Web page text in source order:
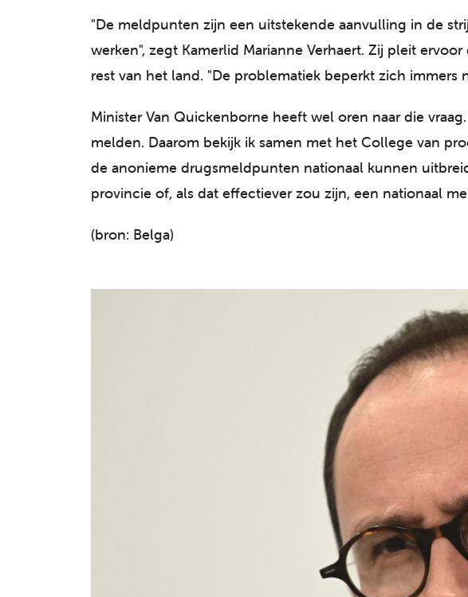
"De meldpunten zijn een uitstekende aanvulling in de
werken", zegt Kamerlid Marianne Verhaert. Zij pleit
rest van het land. "De problematiek beperkt zich
Minister Van Quickenborne heeft wel oren naar die
melden. Daarom bekijk ik samen met het College van
de anonieme drugsmeldpunten nationaal kunnen
provincie of, als dat effectiever zou zijn, een nationaal
(bron: Belga)